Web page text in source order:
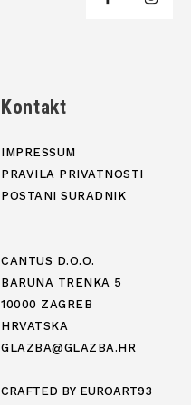
Kontakt
IMPRESSUM
PRAVILA PRIVATNOSTI
POSTANI SURADNIK
CANTUS D.O.O.
BARUNA TRENKA 5
10000 ZAGREB
HRVATSKA
GLAZBA@GLAZBA.HR
CRAFTED BY EUROART93